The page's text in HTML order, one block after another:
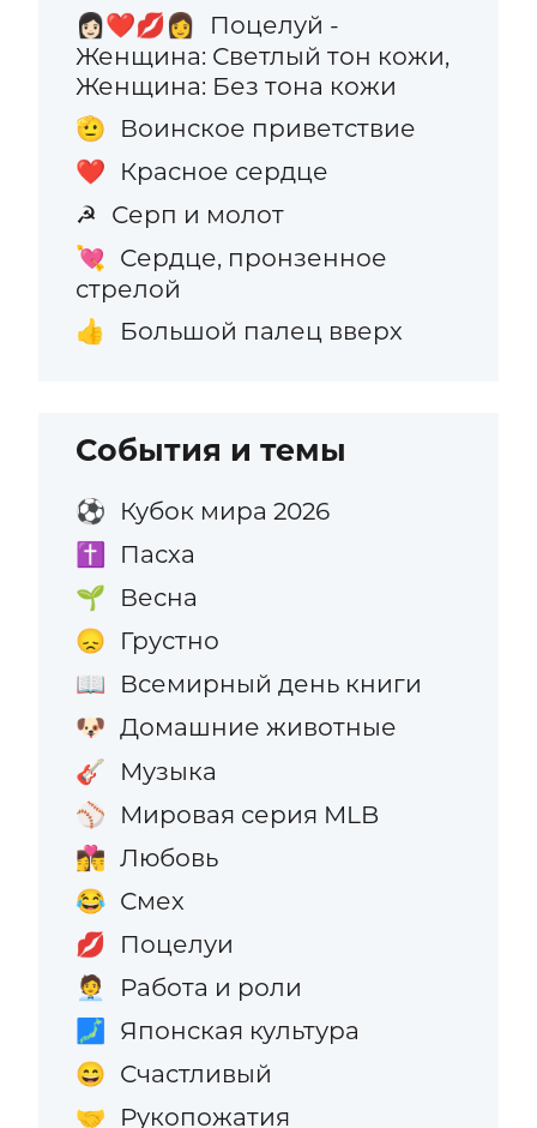
👩🏻‍❤️‍💋‍👩
Поцелуй -
Женщина: Светлый тон кожи,
Женщина: Без тона кожи
🫡 Воинское приветствие
❤️ Красное сердце
☭ Серп и молот
💘 Сердце, пронзенное
стрелой
👍 Большой палец вверх
События и темы
⚽ Кубок мира 2026
✝️ Пасха
🌱 Весна
😞 Грустно
📖 Всемирный день книги
🐶 Домашние животные
🎸 Музыка
⚾ Мировая серия MLB
👩‍❤️‍💋‍👨 Любовь
😂 Смех
💋 Поцелуи
🧑‍💼 Работа и роли
🗾 Японская культура
😄 Счастливый
🤝 Рукопожатия